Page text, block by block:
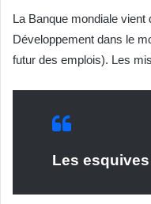
La Banque mondiale
Développement dans le
futur des emplois). Les
Les